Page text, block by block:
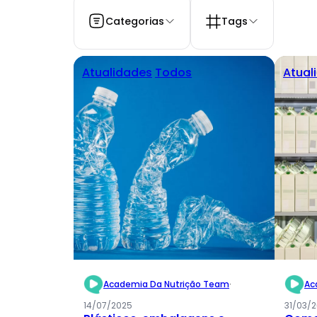
Categorias Tags
Atualidades Todos
Academia Da Nutrição Team·
14/07/2025
31/03/